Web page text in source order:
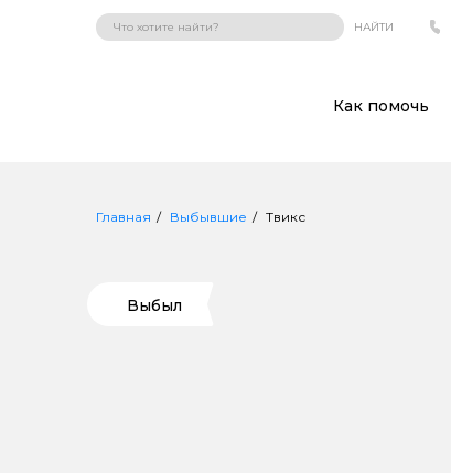
НАЙТИ
Как помочь
Главная Выбывшие Твикс
Выбыл